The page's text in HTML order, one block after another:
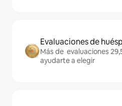
Evaluaciones de
Más de evaluaciones
ayudarte a elegir